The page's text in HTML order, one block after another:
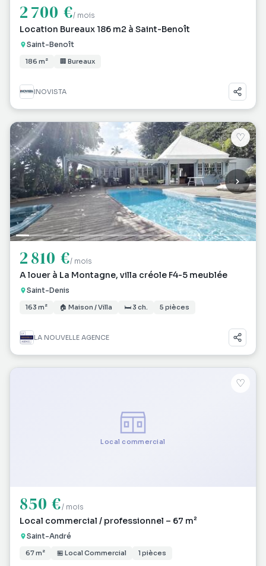
2 700 €/ mois
Location Bureaux 186 m2 à Saint-Benoît
Saint-Benoît
186 m² 🏢 Bureaux
INOVISTA
♡
2 810 €/ mois
A louer à La Montagne, villa créole F4-5 meublée
Saint-Denis
163 m² 🏠 Maison / Villa 🛏 3 ch. 5 pièces
LA NOUVELLE AGENCE
Local commercial
♡
850 €/ mois
Local commercial / professionnel – 67 m²
Saint-André
67 m² 🏪 Local Commercial 1 pièces